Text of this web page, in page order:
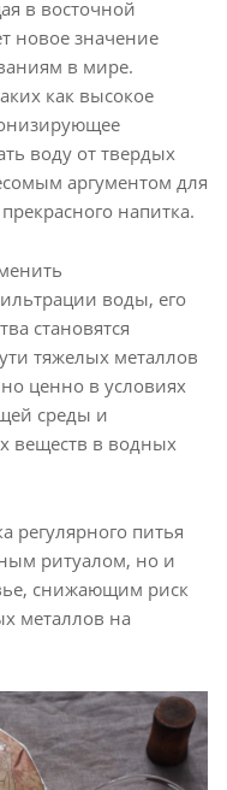
в восточной
новое значение
в мире.
как высокое
воду от твердых
аргументом для
напитка.
воды, его
становятся
тяжелых металлов
ценно в условиях
среды и
веществ в водных
регулярного питья
ритуалом, но и
снижающим риск
металлов на